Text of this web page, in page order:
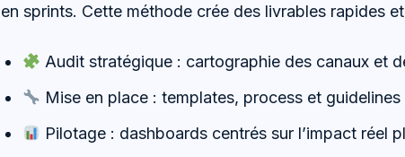
en sprints. Cette méthode crée des livrables rapides
Audit stratégique : cartographie des canaux et
Mise en place : templates, process et guidelines
Pilotage : dashboards centrés sur l’impact réel